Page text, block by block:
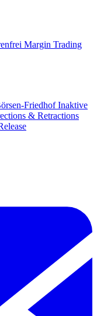
Margin Trading
FriedhofInaktive
& Retractions